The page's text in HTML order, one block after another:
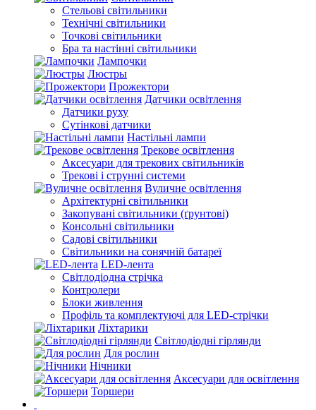
Стельові світильники
Технічні світильники
Точкові світильники
Бра та настінні світильники
Лампочки
Люстры
Прожектори
Датчики освітлення
Датчики руху
Сутінкові датчики
Настільні лампи
Трекове освітлення
Аксесуари для трекових світильників
Трекові і струнні системи
Вуличне освітлення
Архітектурні світильники
Закопувані світильники (ґрунтові)
Консольні світильники
Садові світильники
Світильники на сонячній батареї
LED-лента
Світлодіодна стрічка
Контролери
Блоки живлення
Профіль та комплектуючі для LED-стрічки
Ліхтарики
Світлодіодні гірлянди
Для рослин
Нічники
Аксесуари для освітлення
Торшери